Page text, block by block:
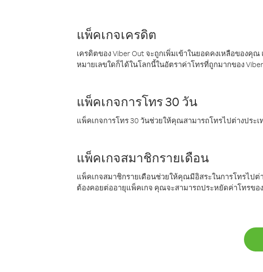
แพ็คเกจเครดิต
เครดิตของ Viber Out จะถูกเพิ่มเข้าในยอดคงเหลือของ
หมายเลขใดก็ได้ในโลกนี้ในอัตราค่าโทรที่ถูกมากของ Viber
แพ็คเกจการโทร 30 วัน
แพ็คเกจการโทร 30 วันช่วยให้คุณสามารถโทรไปต่างประ
แพ็คเกจสมาชิกรายเดือน
แพ็คเกจสมาชิกรายเดือนช่วยให้คุณมีอิสระในการโทรไป
ต้องคอยต่ออายุแพ็คเกจ คุณจะสามารถประหยัดค่าโทรข